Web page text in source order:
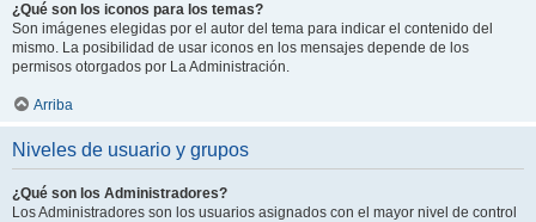
¿Qué son los iconos para los temas?
Son imágenes elegidas por el autor del tema para indicar el contenido del
mismo. La posibilidad de usar iconos en los mensajes depende de los
permisos otorgados por La Administración.
Arriba
Niveles de usuario y grupos
¿Qué son los Administradores?
Los Administradores son los usuarios asignados con el mayor nivel de control